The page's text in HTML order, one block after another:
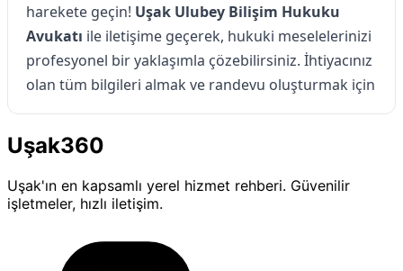
harekete geçin! Uşak Ulubey Bilişim Hukuku
Avukatı ile iletişime geçerek, hukuki meselelerinizi
profesyonel bir yaklaşımla çözebilirsiniz. İhtiyacınız
olan tüm bilgileri almak ve randevu oluşturmak için
hemen bizimle iletişime geçin!
Uşak Ulubey Bilişim Hukuku
Avukatı ile Tanışın
uzmanlaşmış bir avukat arıyorsanız, doğru
Uşak360
Uşak'ın en kapsamlı yerel hizmet rehberi. Güvenilir
işletmeler, hızlı iletişim.